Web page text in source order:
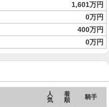
1,601万円
0万円
400万円
0万円
人
気
着
順
騎手